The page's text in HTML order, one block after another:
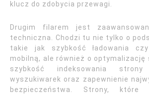
klucz do zdobycia przewagi.
Drugim filarem jest
techniczna. Chodzi tu nie tylko o
takie jak szybkość ładowania
mobilną, ale również o optymalizację
szybkość indeksowania
wyszukiwarek oraz zapewnienie
bezpieczeństwa. Strony, które